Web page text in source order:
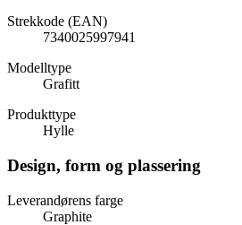
Strekkode (EAN)
7340025997941
Modelltype
Grafitt
Produkttype
Hylle
Design, form og plassering
Leverandørens farge
Graphite